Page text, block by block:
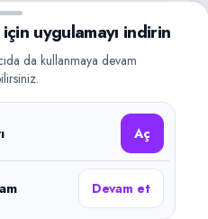
edin, işverenlerle hızlıca
geçin.
Google Play
hakları saklıdır.
uygulamayı indirin
da kullanmaya devam
Aç
Devam et